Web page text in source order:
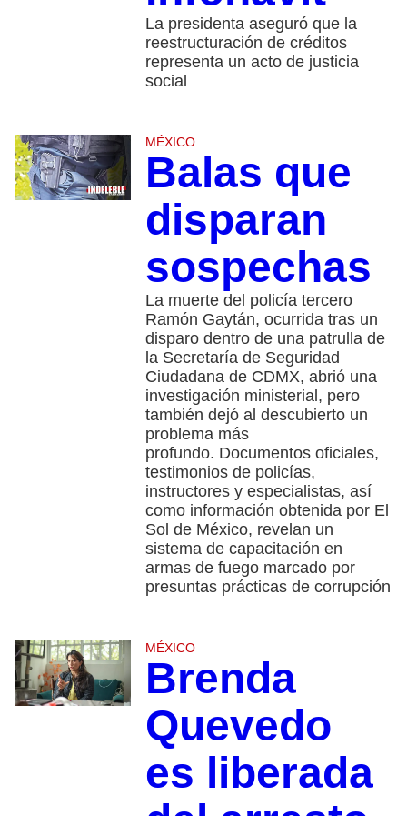
La presidenta aseguró que la
reestructuración de créditos
representa un acto de justicia
social
MÉXICO
Balas que
disparan
sospechas
La muerte del policía tercero
Ramón Gaytán, ocurrida tras un
disparo dentro de una patrulla de
la Secretaría de Seguridad
Ciudadana de CDMX, abrió una
investigación ministerial, pero
también dejó al descubierto un
problema más
profundo. Documentos oficiales,
testimonios de policías,
instructores y especialistas, así
como información obtenida por El
Sol de México, revelan un
sistema de capacitación en
armas de fuego marcado por
presuntas prácticas de corrupción
MÉXICO
Brenda
Quevedo
es liberada